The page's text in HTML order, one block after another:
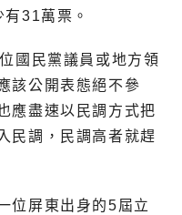
31萬票。
國民黨議員或地方領
該公開表態絕不參
應盡速以民調方式把
民調，民調高者就趕
位屏東出身的5屆立